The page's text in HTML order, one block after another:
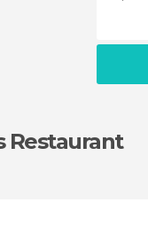
Restaurant